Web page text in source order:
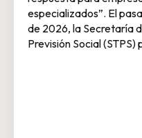
especializados”. El
de 2026, la Secretaría
Previsión Social (STPS)